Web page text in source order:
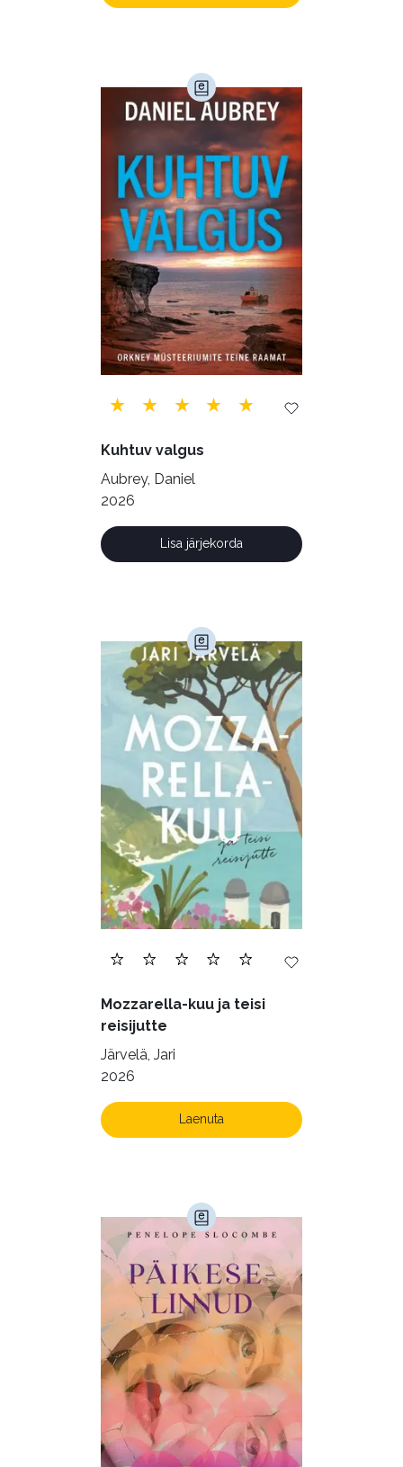
Maamajandus (24)
Majandus (34)
Perioodika (15)
Psühholoogia (185)
Rahandus (46)
Religioon (107)
Siseturvalisus (34)
Sport (52)
Tehnika (6)
Telekommunikatsioon (9)
Tervis (147)
Transport (8)
Ulme ja fantaasia (244)
Kuhtuv valgus
Aubrey, Daniel
2026
Lisa järjekorda
Mozzarella-kuu ja teisi
reisijutte
Järvelä, Jari
2026
Laenuta